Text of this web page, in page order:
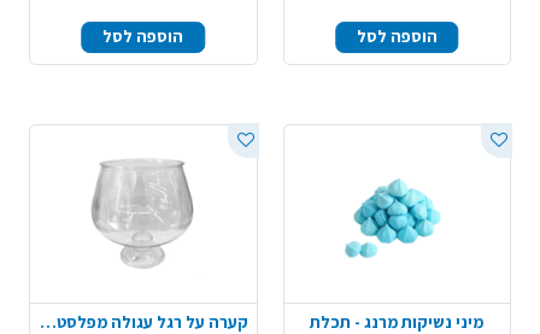
הוספה לסל הוספה לסל
מיני נשיקות מרנג - תכלת
קערה על רגל עגולה מפלסטיק - שקוף